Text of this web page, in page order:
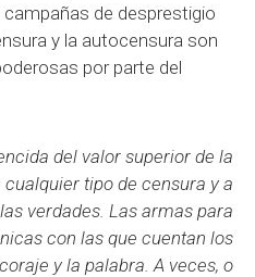
de desprestigio
y la autocensura son
por parte del
del valor superior de la
tipo de censura y a
verdades. Las armas para
con las que cuentan los
y la palabra. A veces, o